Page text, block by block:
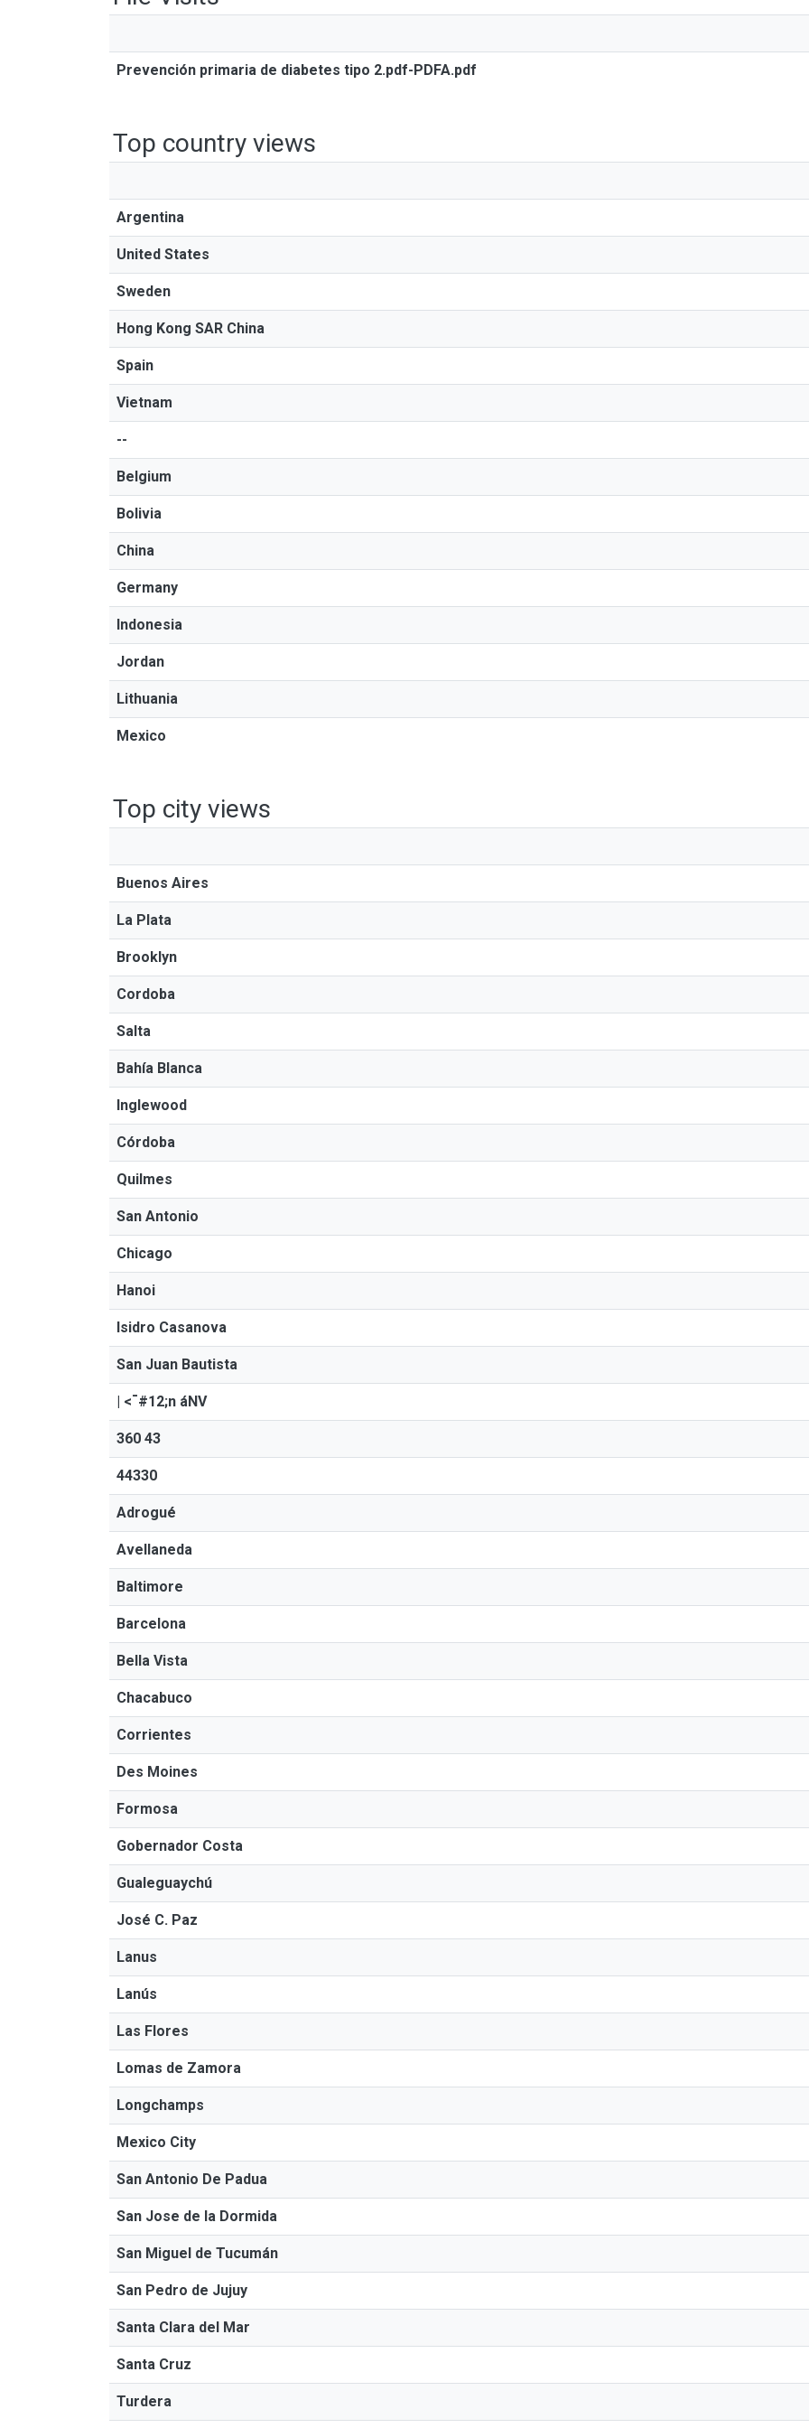
Prevención primaria de diabetes tipo 2.pdf-PDFA.pdf
Top country views
Argentina
United States
Sweden
Hong Kong SAR China
Spain
Vietnam
--
Belgium
Bolivia
China
Germany
Indonesia
Jordan
Lithuania
Mexico
Top city views
Buenos Aires
La Plata
Brooklyn
Cordoba
Salta
Bahía Blanca
Inglewood
Córdoba
Quilmes
San Antonio
Chicago
Hanoi
Isidro Casanova
San Juan Bautista
| <¯#12;n áNV
360 43
44330
Adrogué
Avellaneda
Baltimore
Barcelona
Bella Vista
Chacabuco
Corrientes
Des Moines
Formosa
Gobernador Costa
Gualeguaychú
José C. Paz
Lanus
Lanús
Las Flores
Lomas de Zamora
Longchamps
Mexico City
San Antonio De Padua
San Jose de la Dormida
San Miguel de Tucumán
San Pedro de Jujuy
Santa Clara del Mar
Santa Cruz
Turdera